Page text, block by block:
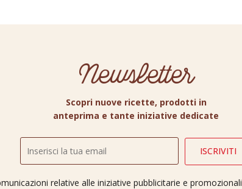
Newsletter
Scopri nuove ricette, prodotti in
anteprima e tante iniziative dedicate
relative alle iniziative pubblicitarie e promozionali